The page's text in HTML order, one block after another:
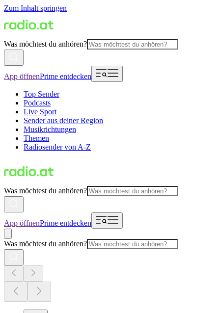
Zum Inhalt springen
Was möchtest du anhören?
App öffnenPrime entdecken
Top Sender
Podcasts
Live Sport
Sender aus deiner Region
Musikrichtungen
Themen
Radiosender von A-Z
Was möchtest du anhören?
App öffnenPrime entdecken
Was möchtest du anhören?